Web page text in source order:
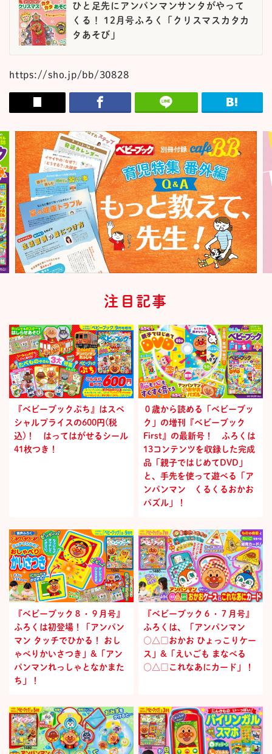
ひと足先にアンパンマンサンタがやって
くる！ 12月号ふろく「クリスマスカタカ
タあそび」
https://sho.jp/bb/30828
注目記事
『ベビーブックぷち』はスペ
シャルプライスの600円(税
込)！ はってはがせるシール
41枚つき！
０歳から読める「ベビーブッ
ク」の増刊『ベビーブック
First』の最新号！ ふろくは
13コンテンツを収録した完成
品「親子ではじめてDVD」
と、手先を使って遊べる「ア
ンパンマン くるくるおかお
パズル」！
『ベビーブック８・９月号』
ふろくは初登場！「アンパン
マン タッチでひかる！ おし
ゃべりかいさつき」&「アン
パンマンれっしゃとなかまた
ち」！
『ベビーブック６・７月号』
ふろくは、「アンパンマン
○△□おかお ひょっこりケー
ス」&「えいごも まなべる
○△□これなあにカード」！